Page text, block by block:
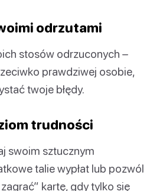
odrzutami
stosów odrzuconych –
prawdziwej osobie,
twoje błędy.
trudności
swoim sztucznym
talie wypłat lub pozwól
kartę, gdy tylko się